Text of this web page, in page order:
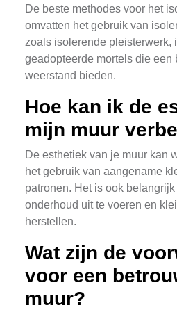
De beste methodes voor het
omvatten het gebruik van
zoals isolerende pleisterwerk,
geadopteerde mortels die een
weerstand bieden.
Hoe kan ik de
mijn muur
De esthetiek van je muur kan
het gebruik van aangename
patronen. Het is ook
onderhoud uit te voeren en
herstellen.
Wat zijn de
voor een
muur?